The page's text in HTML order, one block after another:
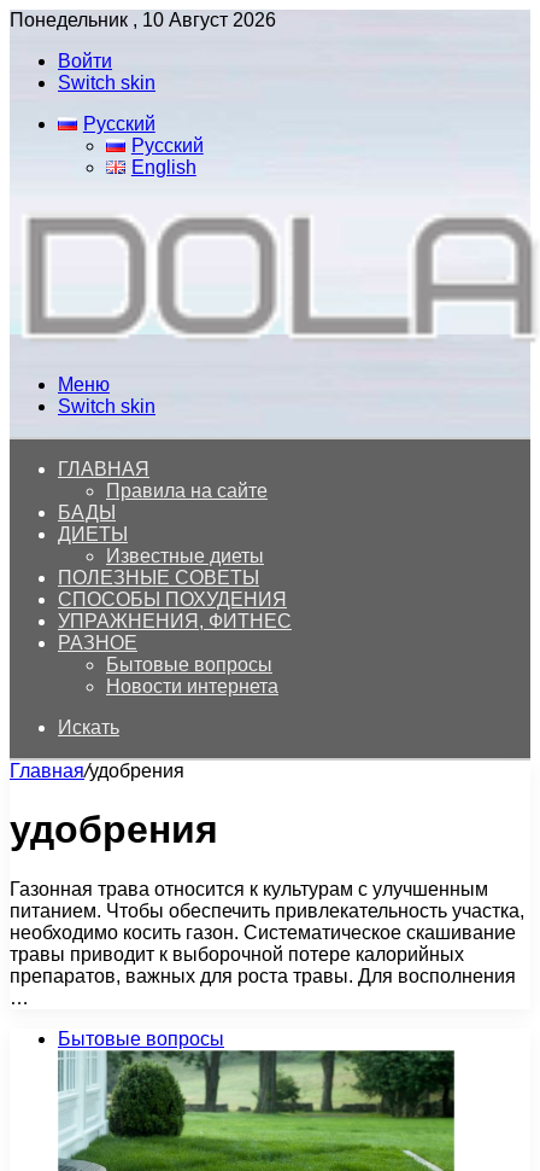
Понедельник , 10 Август 2026
Войти
Switch skin
Русский
Русский
English
Меню
Switch skin
ГЛАВНАЯ
Правила на сайте
БАДЫ
ДИЕТЫ
Известные диеты
ПОЛЕЗНЫЕ СОВЕТЫ
СПОСОБЫ ПОХУДЕНИЯ
УПРАЖНЕНИЯ, ФИТНЕС
РАЗНОЕ
Бытовые вопросы
Новости интернета
Искать
Главная/удобрения
удобрения
Газонная трава относится к культурам с улучшенным
питанием. Чтобы обеспечить привлекательность участка,
необходимо косить газон. Систематическое скашивание
травы приводит к выборочной потере калорийных
препаратов, важных для роста травы. Для восполнения
…
Бытовые вопросы